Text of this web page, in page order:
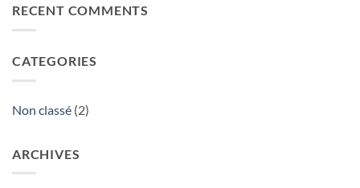
Guide
choisir
:
RECENT COMMENTS
CATEGORIES
Non classé (2)
ARCHIVES